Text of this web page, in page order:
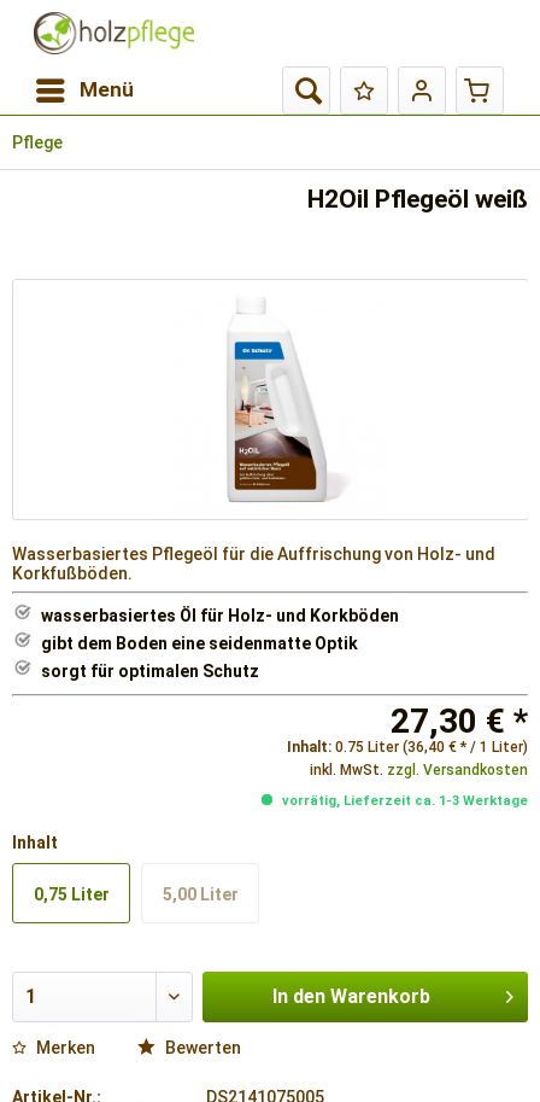
Menü
Pflege
H2Oil Pflegeöl weiß
Wasserbasiertes Pflegeöl für die Auffrischung von Holz- und
Korkfußböden.
wasserbasiertes Öl für Holz- und Korkböden
gibt dem Boden eine seidenmatte Optik
sorgt für optimalen Schutz
27,30 € *
Inhalt: 0.75 Liter (36,40 € * / 1 Liter)
inkl. MwSt. zzgl. Versandkosten
vorrätig, Lieferzeit ca. 1-3 Werktage
Inhalt
0,75 Liter 5,00 Liter
In den Warenkorb
Merken Bewerten
Artikel-Nr.:
DS2141075005